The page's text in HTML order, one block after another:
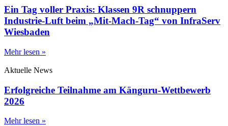
Ein Tag voller Praxis: Klassen 9R schnuppern
Industrie-Luft beim „Mit-Mach-Tag“ von InfraServ
Wiesbaden
Mehr lesen »
Aktuelle News
Erfolgreiche Teilnahme am Känguru-Wettbewerb
2026
Mehr lesen »